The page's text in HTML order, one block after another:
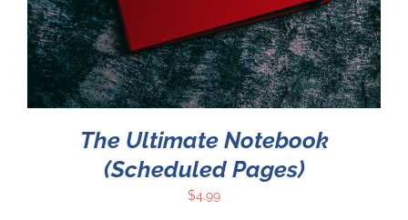
The Ultimate Notebook
(Scheduled Pages)
$4.99